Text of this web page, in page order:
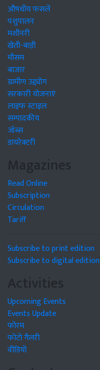
औषधीय फसलें
पशुपालन
मशीनरी
खेती-बाड़ी
मौसम
बाजार
ग्रामीण उद्द्योग
सरकारी योजनाएं
लाइफ स्टाइल
सम्पादकीय
जॉब्स
डायरेक्टरी
Magazines
Read Online
Subscription
Circulation
Tariff
Subscribe to print edition
Subscribe to digital edition
Activities
Upcoming Events
Events Update
फोरम
फोटो गैलरी
वीडियो